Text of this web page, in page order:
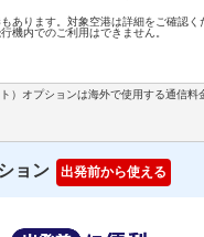
あります。対象空港は詳細をご確認く
機内でのご利用はできません。
）オプションは海外で使用する通信料
ョン 出発前から使える